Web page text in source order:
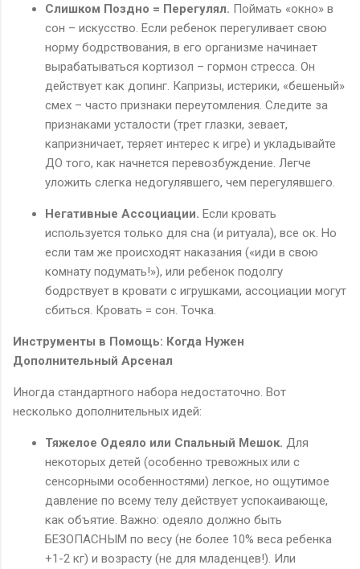
Слишком Поздно = Перегулял. Поймать «окно» в
сон – искусство. Если ребенок перегуливает свою
норму бодрствования, в его организме начинает
вырабатываться кортизол – гормон стресса. Он
действует как допинг. Капризы, истерики, «бешеный»
смех – часто признаки переутомления. Следите за
признаками усталости (трет глазки, зевает,
капризничает, теряет интерес к игре) и укладывайте
ДО того, как начнется перевозбуждение. Легче
уложить слегка недогулявшего, чем перегулявшего.
Негативные Ассоциации. Если кровать
используется только для сна (и ритуала), все ок. Но
если там же происходят наказания («иди в свою
комнату подумать!»), или ребенок подолгу
бодрствует в кровати с игрушками, ассоциации могут
сбиться. Кровать = сон. Точка.
Инструменты в Помощь: Когда Нужен
Дополнительный Арсенал
Иногда стандартного набора недостаточно. Вот
несколько дополнительных идей:
Тяжелое Одеяло или Спальный Мешок. Для
некоторых детей (особенно тревожных или с
сенсорными особенностями) легкое, но ощутимое
давление по всему телу действует успокаивающе,
как объятие. Важно: одеяло должно быть
БЕЗОПАСНЫМ по весу (не более 10% веса ребенка
+1-2 кг) и возрасту (не для младенцев!). Или